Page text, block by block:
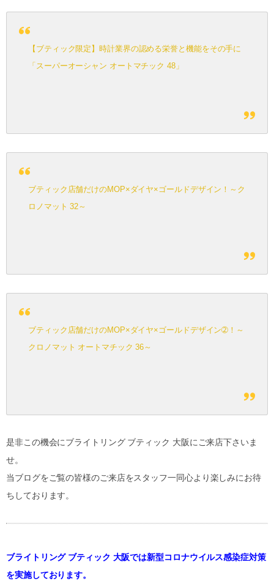
【ブティック限定】時計業界の認める栄誉と機能をその手に
「スーパーオーシャン オートマチック 48」
ブティック店舗だけのMOP×ダイヤ×ゴールドデザイン！～ク
ロノマット 32～
ブティック店舗だけのMOP×ダイヤ×ゴールドデザイン➁！～
クロノマット オートマチック 36～
是非この機会にブライトリング ブティック 大阪にご来店下さいま
せ。
当ブログをご覧の皆様のご来店をスタッフ一同心より楽しみにお待
ちしております。
ブライトリング ブティック 大阪では新型コロナウイルス感染症対策
を実施しております。